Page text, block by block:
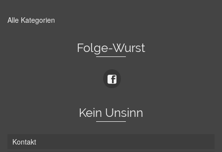
Alle Kategorien
Folge-Wurst
Kein Unsinn
Kontakt